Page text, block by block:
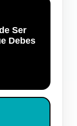
Ser
Debes